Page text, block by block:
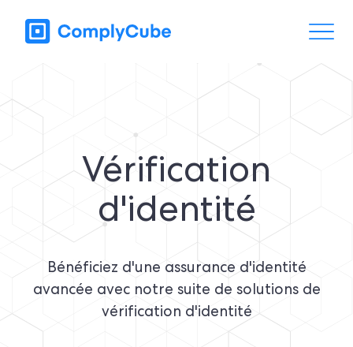
Vérification
d'identité
Bénéficiez d'une assurance d'identité
avancée avec notre suite de solutions de
vérification d'identité